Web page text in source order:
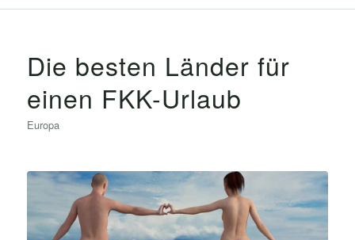
Die besten Länder für
einen FKK-Urlaub
Europa